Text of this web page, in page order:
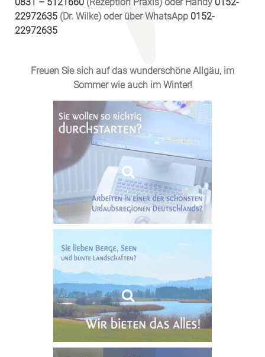
22972635 (Dr. Wilke) oder über WhatsApp 0152-
22972635
Freuen Sie sich auf das wunderschöne Allgäu, im
Sommer wie auch im Winter!